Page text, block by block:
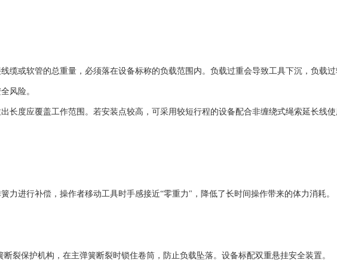
缆或软管的总重量，必须落在设备标称的负载范围内。负载过重会导致工具下沉，负载
风险。
长度应覆盖工作范围。若安装点较高，可采用较短行程的设备配合非缠绕式绳索延长线使
力进行补偿，操作者移动工具时手感接近“零重力"，降低了长时间操作带来的体力消耗。
断裂保护机构，在主弹簧断裂时锁住卷筒，防止负载坠落。设备标配双重悬挂安全装置。